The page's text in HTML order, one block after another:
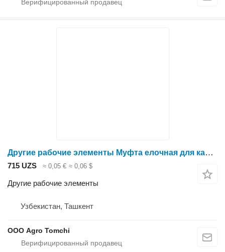
Другие рабочие элементы Муфта елочная для капельной трубки 16 мм для опрыскивателя
715 UZS ≈ 0,05 € ≈ 0,06 $
Другие рабочие элементы
Узбекистан, Ташкент
ООО Agro Tomchi